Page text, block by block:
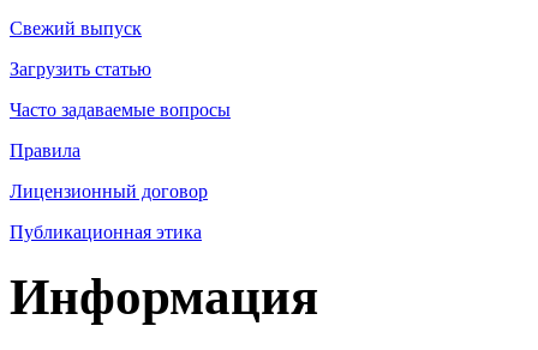
Свежий выпуск
Загрузить статью
Часто задаваемые вопросы
Правила
Лицензионный договор
Публикационная этика
Информация